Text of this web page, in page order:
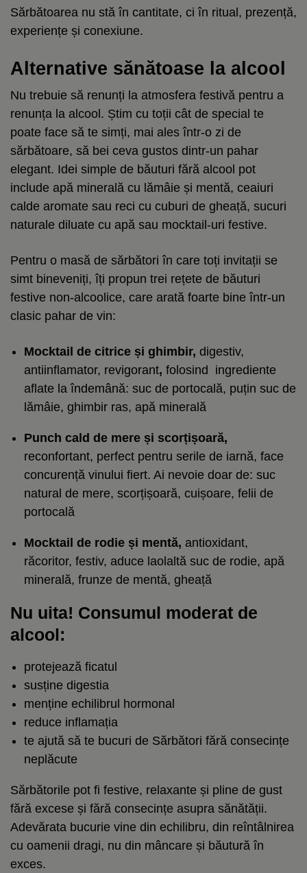
Sărbătoarea nu stă în cantitate, ci în ritual, prezență,
experiențe și conexiune.
Alternative sănătoase la alcool
Nu trebuie să renunți la atmosfera festivă pentru a
renunța la alcool. Știm cu toții cât de special te
poate face să te simți, mai ales într-o zi de
sărbătoare, să bei ceva gustos dintr-un pahar
elegant. Idei simple de băuturi fără alcool pot
include apă minerală cu lămâie și mentă, ceaiuri
calde aromate sau reci cu cuburi de gheață, sucuri
naturale diluate cu apă sau mocktail-uri festive.
Pentru o masă de sărbători în care toți invitații se
simt bineveniți, îți propun trei rețete de băuturi
festive non‑alcoolice, care arată foarte bine într-un
clasic pahar de vin:
Mocktail de citrice și ghimbir, digestiv,
antiinflamator, revigorant, folosind ingrediente
aflate la îndemână: suc de portocală, puțin suc de
lămâie, ghimbir ras, apă minerală
Punch cald de mere și scorțișoară,
reconfortant, perfect pentru serile de iarnă, face
concurență vinului fiert. Ai nevoie doar de: suc
natural de mere, scorțișoară, cuișoare, felii de
portocală
Mocktail de rodie și mentă, antioxidant,
răcoritor, festiv, aduce laolaltă suc de rodie, apă
minerală, frunze de mentă, gheață
Nu uita! Consumul moderat de
alcool:
protejează ficatul
susține digestia
menține echilibrul hormonal
reduce inflamația
te ajută să te bucuri de Sărbători fără consecințe
neplăcute
Sărbătorile pot fi festive, relaxante și pline de gust
fără excese și fără consecințe asupra sănătății.
Adevărata bucurie vine din echilibru, din reîntâlnirea
cu oamenii dragi, nu din mâncare și băutură în
exces.